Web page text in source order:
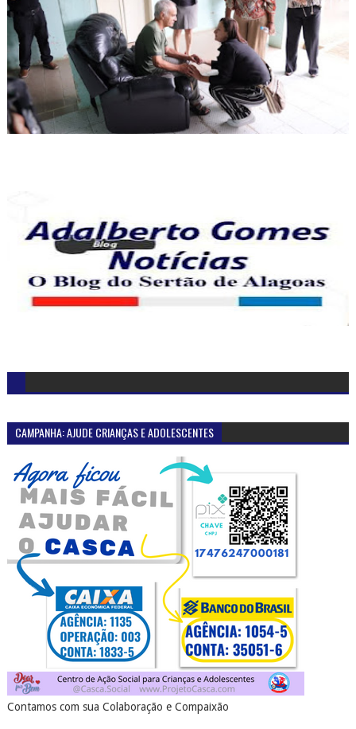
CAMPANHA: AJUDE CRIANÇAS E ADOLESCENTES
Contamos com sua Colaboração e Compaixão